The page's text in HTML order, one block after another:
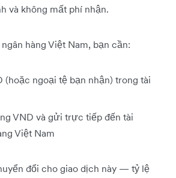
và không mất phí nhận.
hàng Việt Nam, bạn cần:
(hoặc ngoại tệ bạn nhận) trong tài
VND và gửi trực tiếp đến tài
Việt Nam
đổi cho giao dịch này — tỷ lệ